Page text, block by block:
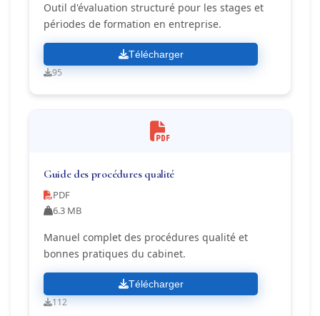
Outil d'évaluation structuré pour les stages et
périodes de formation en entreprise.
Télécharger
95
Guide des procédures qualité
PDF
6.3 MB
Manuel complet des procédures qualité et
bonnes pratiques du cabinet.
Télécharger
112